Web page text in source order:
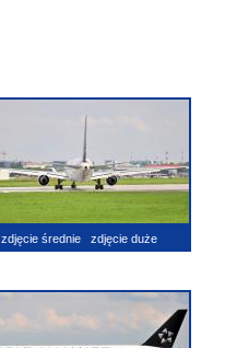
zdjęcie średnie zdjęcie duże